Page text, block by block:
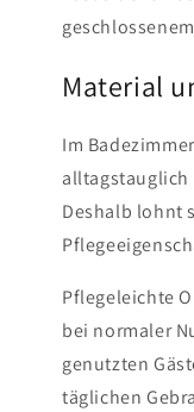
Material
Im
alltagstauglich
Deshalb lohnt
Pflegeleichte
bei normaler
genutzten
täglichen